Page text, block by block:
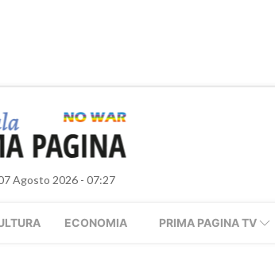
Agosto 2026 - 07:27
ECONOMIA PRIMA PAGINA TV